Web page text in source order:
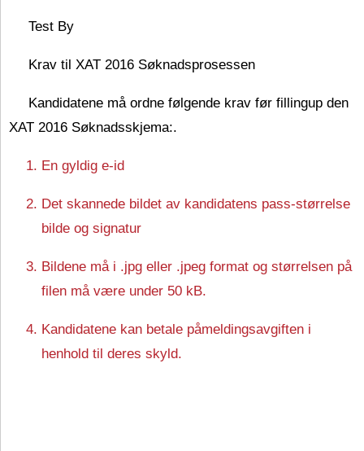
Test By
Krav til XAT 2016 Søknadsprosessen
Kandidatene må ordne følgende krav før fillingup den
XAT 2016 Søknadsskjema:.
En gyldig e-id
Det skannede bildet av kandidatens pass-størrelse
bilde og signatur
Bildene må i .jpg eller .jpeg format og størrelsen på
filen må være under 50 kB.
Kandidatene kan betale påmeldingsavgiften i
henhold til deres skyld.